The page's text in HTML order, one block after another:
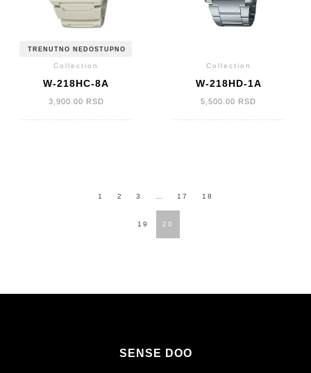
TRENUTNO NEDOSTUPNO
Collection
W-218HC-8A
3,900.00 RSD
Collection
W-218HD-1A
5,500.00 RSD
КРЕТАЊЕ
ЧЛАНАКА
1 2 3 17 18
19 20
SENSE DOO